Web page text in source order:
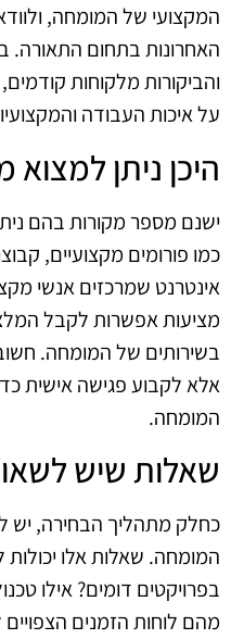
המקצועי של המומחה,
האחרונות בתחום התאורה.
והביקורות מלקוחות
על איכות העבודה
היכן ניתן
כמו פורומים מקצועיים,
אינטרנט שמרכזים אנשי
מציעות אפשרות לקבל
בשירותים של המומחה.
אלא לקבוע פגישה אישית
המומחה.
שאלות שיש
כחלק מתהליך הבחירה, יש
המומחה. שאלות אלו יכולות
בפרויקטים דומים? אילו
מהם לוחות הזמנים